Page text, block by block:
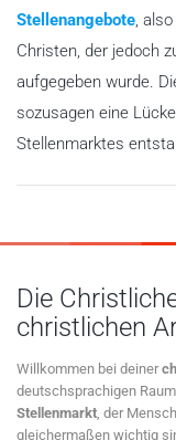
Stellenangebote ,
Christen, der jedoch
aufgegeben wurde.
sozusagen eine
Stellenmarktes
Die
christlichen
Willkommen bei deiner
deutschsprachigen
Stellenmarkt , der
gleichermaßen wichtig